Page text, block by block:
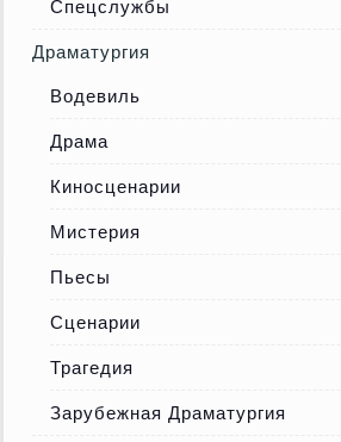
Спецслужбы
Драматургия
Водевиль
Драма
Киносценарии
Мистерия
Пьесы
Сценарии
Трагедия
Зарубежная Драматургия